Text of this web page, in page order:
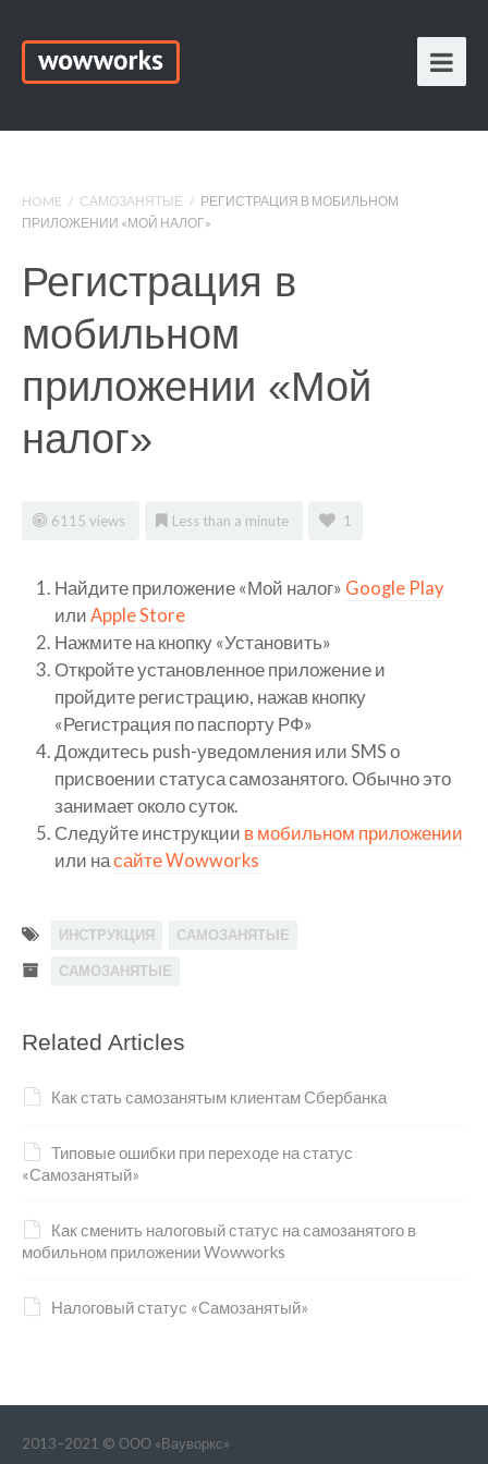
HOME / САМОЗАНЯТЫЕ / РЕГИСТРАЦИЯ В МОБИЛЬНОМ
ПРИЛОЖЕНИИ «МОЙ НАЛОГ»
Регистрация в
мобильном
приложении «Мой
налог»
6115 views Less than a minute 1
Найдите приложение «Мой налог» Google Play
или Apple Store
Нажмите на кнопку «Установить»
Откройте установленное приложение и
пройдите регистрацию, нажав кнопку
«Регистрация по паспорту РФ»
Дождитесь push-уведомления или SMS о
присвоении статуса самозанятого. Обычно это
занимает около суток.
Следуйте инструкции в мобильном приложении
или насайте Wowworks
ИНСТРУКЦИЯ САМОЗАНЯТЫЕ
САМОЗАНЯТЫЕ
Related Articles
Как стать самозанятым клиентам Сбербанка
Типовые ошибки при переходе на статус
«Самозанятый»
Как сменить налоговый статус на самозанятого в
мобильном приложении Wowworks
Налоговый статус «Самозанятый»
2013–2021 © ООО «Вауворкс»